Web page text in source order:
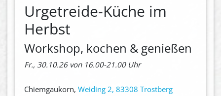
Urgetreide-Küche im
Herbst
Workshop, kochen & genießen
Fr., 30.10.26 von 16.00-21.00 Uhr
Chiemgaukorn, Weiding 2, 83308 Trostberg